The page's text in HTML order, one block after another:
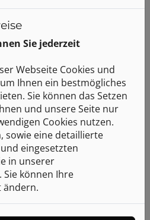
Sie jederzeit
Webseite Cookies und
Ihnen ein bestmögliches
Sie können das Setzen
und unsere Seite nur
Cookies nutzen.
sowie eine detaillierte
eingesetzten
in unserer
können Ihre
ändern.